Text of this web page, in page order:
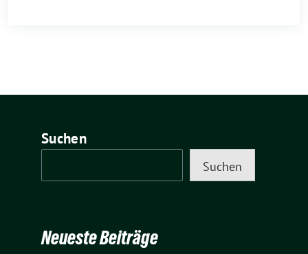
Suchen
Suchen
Neueste Beiträge